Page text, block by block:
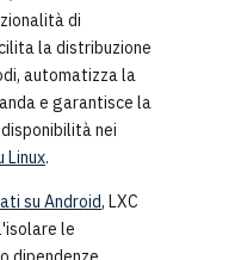
di
la distribuzione
automatizza la
e garantisce la
nei
Linux.
su Android, LXC
le